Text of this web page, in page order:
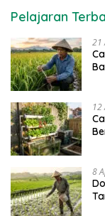
Pelajaran
21
8